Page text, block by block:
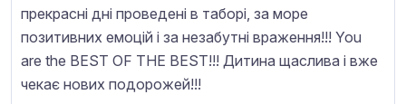
прекрасні дні проведені в таборі, за море
позитивних емоцій і за незабутні враження!!! You
are the BEST OF THE BEST!!! Дитина щаслива і вже
чекає нових подорожей!!!